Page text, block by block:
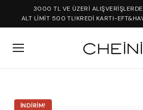
3000 TL VE ÜZERİ
ALT LİMİT 500 TL!KREDİ KARTI-
İNDIRIM!